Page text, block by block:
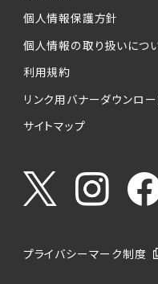
個人情報保護方針
個人情報の取り扱いにつ
利用規約
リンク用バナーダウンロー
サイトマップ
プライバシーマーク制度